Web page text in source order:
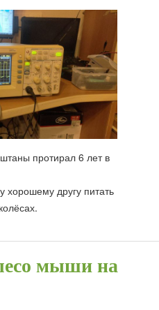
протирал 6 лет в
хорошему другу питать
мыши на